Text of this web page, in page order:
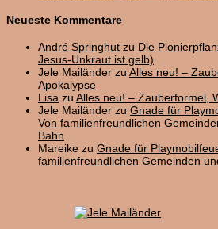
Neueste Kommentare
André Springhut zu Die
Jesus-Unkraut ist gelb)
Jele Mailänder zu Alles neu! –
Apokalypse
Lisa zu Alles neu! – Zauberformel,
Jele Mailänder zu Gnade für
Von familienfreundlichen
Bahn
Mareike zu Gnade für
familienfreundlichen Gemeinden